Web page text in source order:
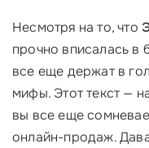
Несмотря на то, что
прочно вписалась
все еще держат в
мифы. Этот текст —
вы все еще
онлайн-продаж.